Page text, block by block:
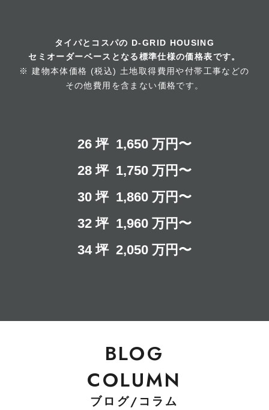
タイパとコスパの
D-GRID HOUSING
セミオーダーベースとなる標準仕様の価格表です。
※ 建物本体価格 (税込) 土地取得費用や付帯工事などの
その他費用を含まない価格です。
26 坪 1,650 万円〜
28 坪 1,750 万円〜
30 坪 1,860 万円〜
32 坪 1,960 万円〜
34 坪 2,050 万円〜
BLOG
COLUMN
ブログ/コラム